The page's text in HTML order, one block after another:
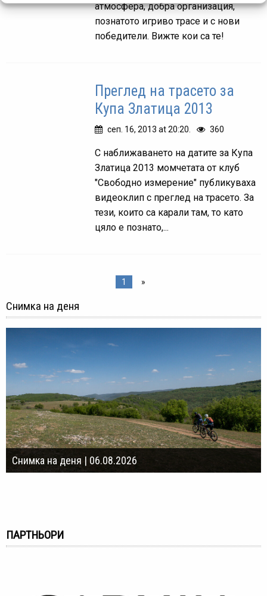
атмосфера, добра организация,
познатото игриво трасе и с нови
победители. Вижте кои са те!
Преглед на трасето за
Купа Златица 2013
сеп. 16, 2013 at 20:20. 360
С наближаването на датите за Купа
Златица 2013 момчетата от клуб
"Свободно измерение" публикуваха
видеоклип с преглед на трасето. За
тези, които са карали там, то като
цяло е познато,...
1 »
Снимка на деня
Снимка на деня | 06.08.2026
ПАРТНЬОРИ